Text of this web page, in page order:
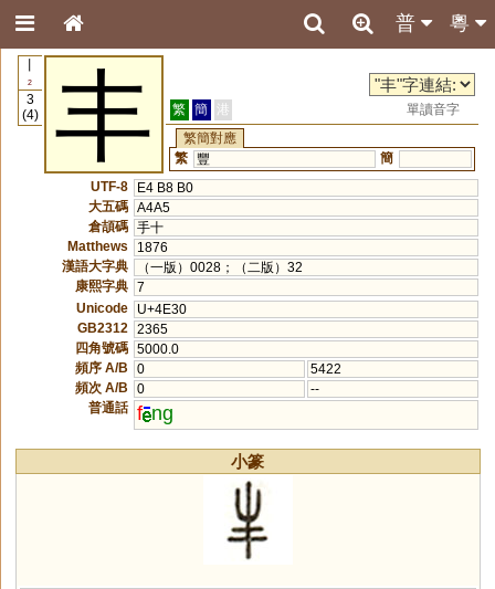
粵
普
2
3
(4)
丰 繁 簡 港
單讀音字
繁簡對應
繁 豐
簡
UTF-8
E4 B8 B0
大五碼 A4A5
倉頡碼 手十
Matthews
1876
漢語大字典
（一版）0028；（二版）32
康熙字典 7
Unicode
U+4E30
GB2312
2365
四角號碼 5000.0
頻序 A/B
0
5422
頻次 A/B
0
--
普通話 f ng
小篆